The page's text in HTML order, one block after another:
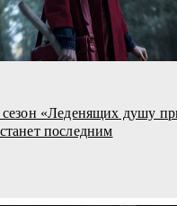
«Леденящих душу
последним